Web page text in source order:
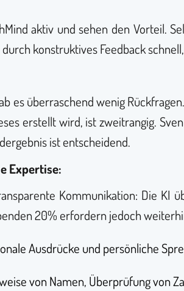
aktiv und sehen den Vorteil.
konstruktives Feedback
es überraschend wenig
erstellt wird, ist zweitrangig.
ist entscheidend.
Expertise:
Kommunikation: Die
20% erfordern jedoch
Ausdrücke und persönliche
von Namen, Überprüfung von